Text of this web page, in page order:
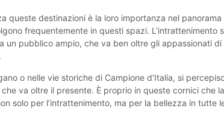
queste destinazioni è la loro importanza nel
frequentemente in questi spazi.
un pubblico ampio, che va ben oltre gli appassionati
o nelle vie storiche di Campione d’Italia, si
va oltre il presente. È proprio in queste cornici che
solo per l’intrattenimento, ma per la bellezza in tutte